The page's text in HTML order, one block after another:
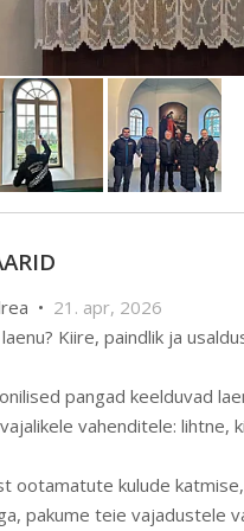
• 21. apr, 2026
Kiire, paindlik ja
pangad keelduvad
vahenditele: lihtne,
ootamatute kulude
pakume teie vajadustele